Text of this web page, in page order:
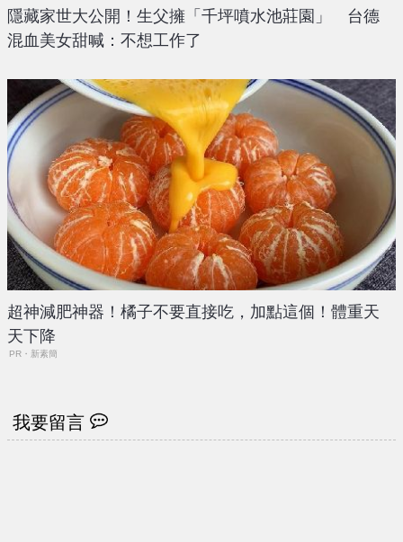
隱藏家世大公開！生父擁「千坪噴水池莊園」 台德
混血美女甜喊：不想工作了
超神減肥神器！橘子不要直接吃，加點這個！體重天
天下降
PR・新素簡
我要留言